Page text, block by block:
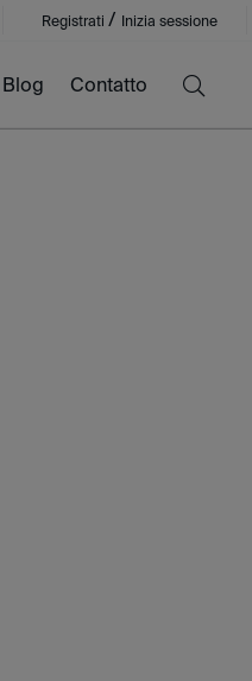
Registrati / Inizia sessione
Blog Contatto